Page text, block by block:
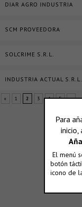
DIAR AGRO INDUSTRIA
SCM PROVEEDORA
SOLCRIME S.R.L.
INDUSTRIA ACTUAL S.R.L.
« 1 2 3 4 5 »